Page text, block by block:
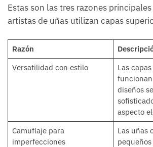
Estas son las tres razones
artistas de uñas utilizan capas
Razón
Versatilidad con estilo
Las
diseños
aspecto
Camuflaje para
imperfecciones
Las uñas